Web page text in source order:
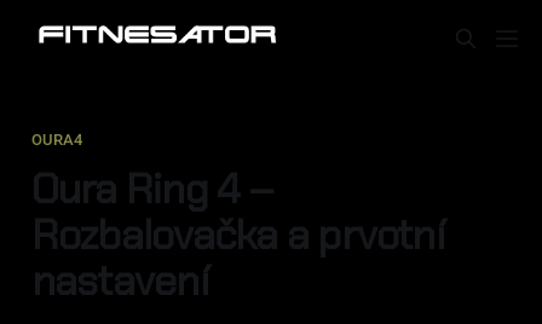
OURA4
Oura Ring 4 –
Rozbalovačka a prvotní
nastavení